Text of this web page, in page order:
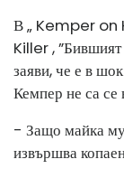
В „ Kemper
Killer ,
заяви, че е в
Кемпер не са се
- Защо майка му
извършва